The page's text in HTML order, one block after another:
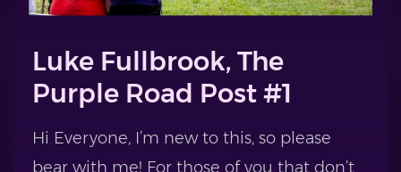
Luke Fullbrook, The
Purple Road Post #1
Hi Everyone, I’m new to this, so please
bear with me! For those of you that don’t